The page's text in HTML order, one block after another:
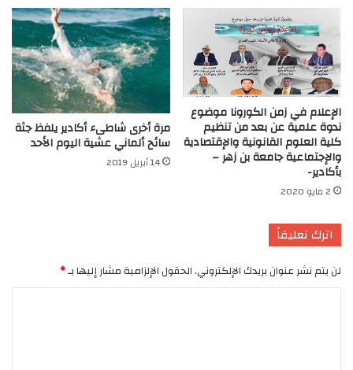
الإعلام في زمن الكورونا موضوع
ندوة علمية عن بعد من تنظيم
كلية العلوم القانونية والإقتصادية
والإجتماعية جامعة بن زهر –
بأكادير-
2 مايو 2020
مرة أخرى شاطىء أكادير يلفظ جثة
سائح ألماني عشية اليوم الأحد
14 أبريل 2019
اترك تعليقاً
لن يتم نشر عنوان بريدك الإلكتروني.الحقول الإلزامية مشار إليها بـ*